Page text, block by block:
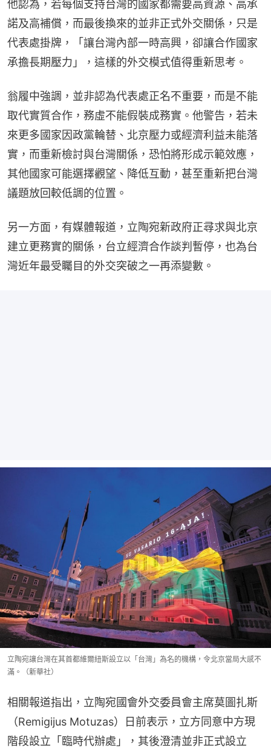
他認為，若每個支持台灣的國家都需要高資源、高承
諾及高補償，而最後換來的並非正式外交關係，只是
代表處掛牌，「讓台灣內部一時高興，卻讓合作國家
承擔長期壓力」，這樣的外交模式值得重新思考。
翁履中強調，並非認為代表處正名不重要，而是不能
取代實質合作，務虛不能假裝成務實。他警告，若未
來更多國家因政黨輪替、北京壓力或經濟利益未能落
實，而重新檢討與台灣關係，恐怕將形成示範效應，
其他國家可能選擇觀望、降低互動，甚至重新把台灣
議題放回較低調的位置。
另一方面，有媒體報道，立陶宛新政府正尋求與北京
建立更務實的關係，台立經濟合作談判暫停，也為台
灣近年最受矚目的外交突破之一再添變數。
立陶宛讓台灣在其首都維爾紐斯設立以「台灣」為名的機構，令北京當局大感不
滿。（新華社）
相關報道指出，立陶宛國會外交委員會主席莫圖扎斯
（Remigijus Motuzas）日前表示，立方同意中方現
階段設立「臨時代辦處」，其後澄清並非正式設立